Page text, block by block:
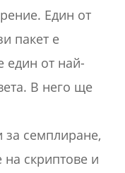
Един от
пакет е
един от най-
В него ще
семплиране,
скриптове и